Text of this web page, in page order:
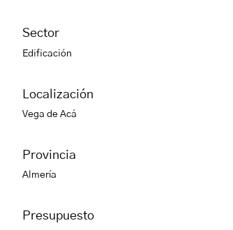
Sector
Edificación
Localización
Vega de Acá
Provincia
Almería
Presupuesto